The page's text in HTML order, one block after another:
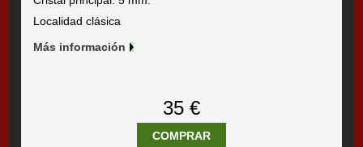
Localidad clásica
Más información
35 €
COMPRAR